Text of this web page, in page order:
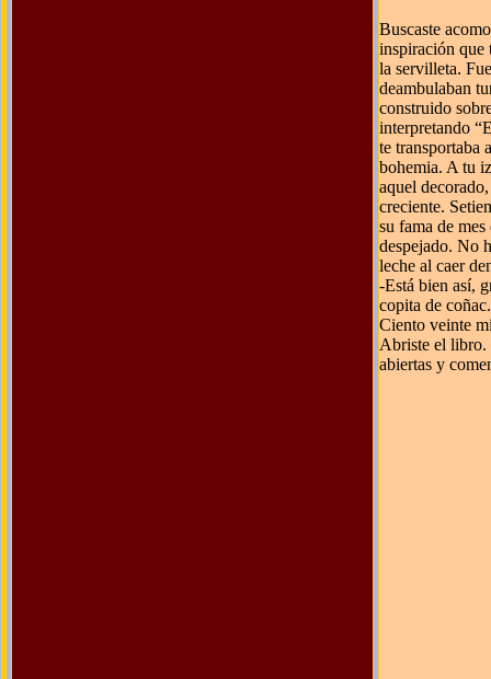
Buscaste
inspiración que
la servilleta.
deambulaban
construido
interpretando
te transportaba
bohemia. A tu
aquel
creciente.
su fama de
despejado. No
leche al caer
-Está bien así,
copita de coñac.
Ciento veinte
Abriste el libro.
abiertas y